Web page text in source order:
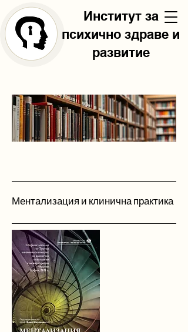
Институт за
психично здраве и
развитие
Ментализация и клинична практика